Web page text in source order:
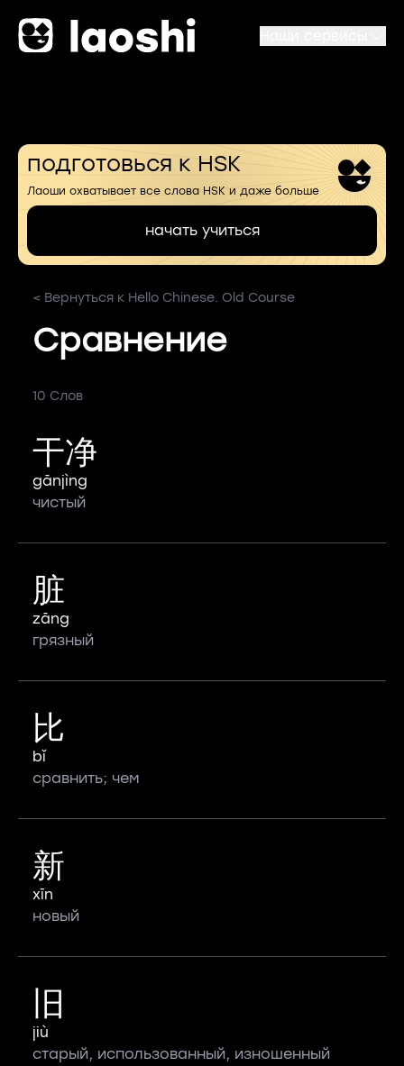
подготовься к HSK
Лаоши охватывает все слова HSK и даже больше
начать учиться
< Вернуться к Hello Chinese. Old Course
Сравнение
10 Слов
干净
gānjìng
чистый
脏
zāng
грязный
比
bǐ
сравнить; чем
新
xīn
новый
旧
jiù
старый, использованный, изношенный